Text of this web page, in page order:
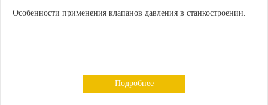
Особенности применения клапанов давления в станкостроении.
Подробнее